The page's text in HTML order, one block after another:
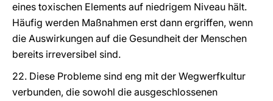
eines toxischen Elements auf niedrigem Niveau hält.
Häufig werden Maßnahmen erst dann ergriffen, wenn
die Auswirkungen auf die Gesundheit der Menschen
bereits irreversibel sind.
22. Diese Probleme sind eng mit der Wegwerfkultur
verbunden, die sowohl die ausgeschlossenen